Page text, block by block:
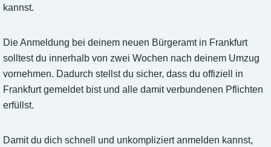
kannst.
Die Anmeldung bei deinem neuen Bürgeramt in Frankfurt
solltest du innerhalb von zwei Wochen nach deinem Umzug
vornehmen. Dadurch stellst du sicher, dass du offiziell in
Frankfurt gemeldet bist und alle damit verbundenen Pflichten
erfüllst.
Damit du dich schnell und unkompliziert anmelden kannst,